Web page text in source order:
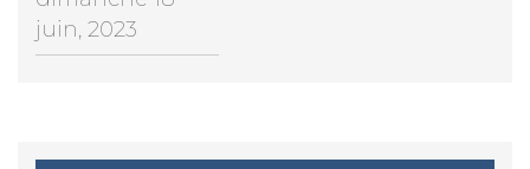
juin, 2023